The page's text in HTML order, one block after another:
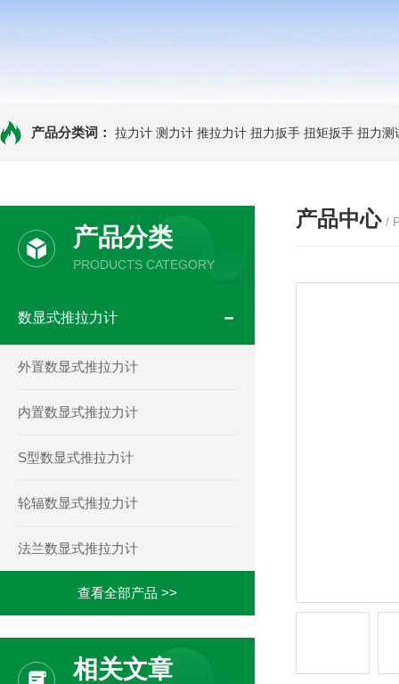
产品分类词： 拉力计 测力计 推拉力计 扭力扳手 扭矩扳手 扭力测
产品分类
PRODUCTS CATEGORY
数显式推拉力计
外置数显式推拉力计
内置数显式推拉力计
S型数显式推拉力计
轮辐数显式推拉力计
法兰数显式推拉力计
查看全部产品 >>
相关文章
产品中心 /